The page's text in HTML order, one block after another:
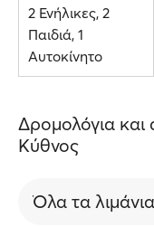
2 Ενήλικες, 2
Παιδιά, 1
Αυτοκίνητο
Δρομολόγια και
Κύθνος
Όλα τα λιμάνια